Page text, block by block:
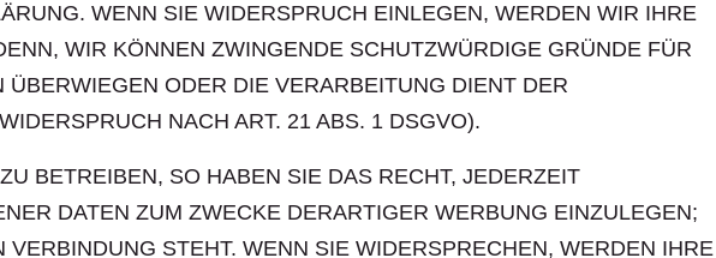
WENN SIE WIDERSPRUCH EINLEGEN, WERDEN WIR IHRE
WIR KÖNNEN ZWINGENDE SCHUTZWÜRDIGE GRÜNDE FÜR
ODER DIE VERARBEITUNG DIENT DER
NACH ART. 21 ABS. 1 DSGVO).
BETREIBEN, SO HABEN SIE DAS RECHT, JEDERZEIT
DATEN ZUM ZWECKE DERARTIGER WERBUNG EINZULEGEN;
STEHT. WENN SIE WIDERSPRECHEN, WERDEN IHRE